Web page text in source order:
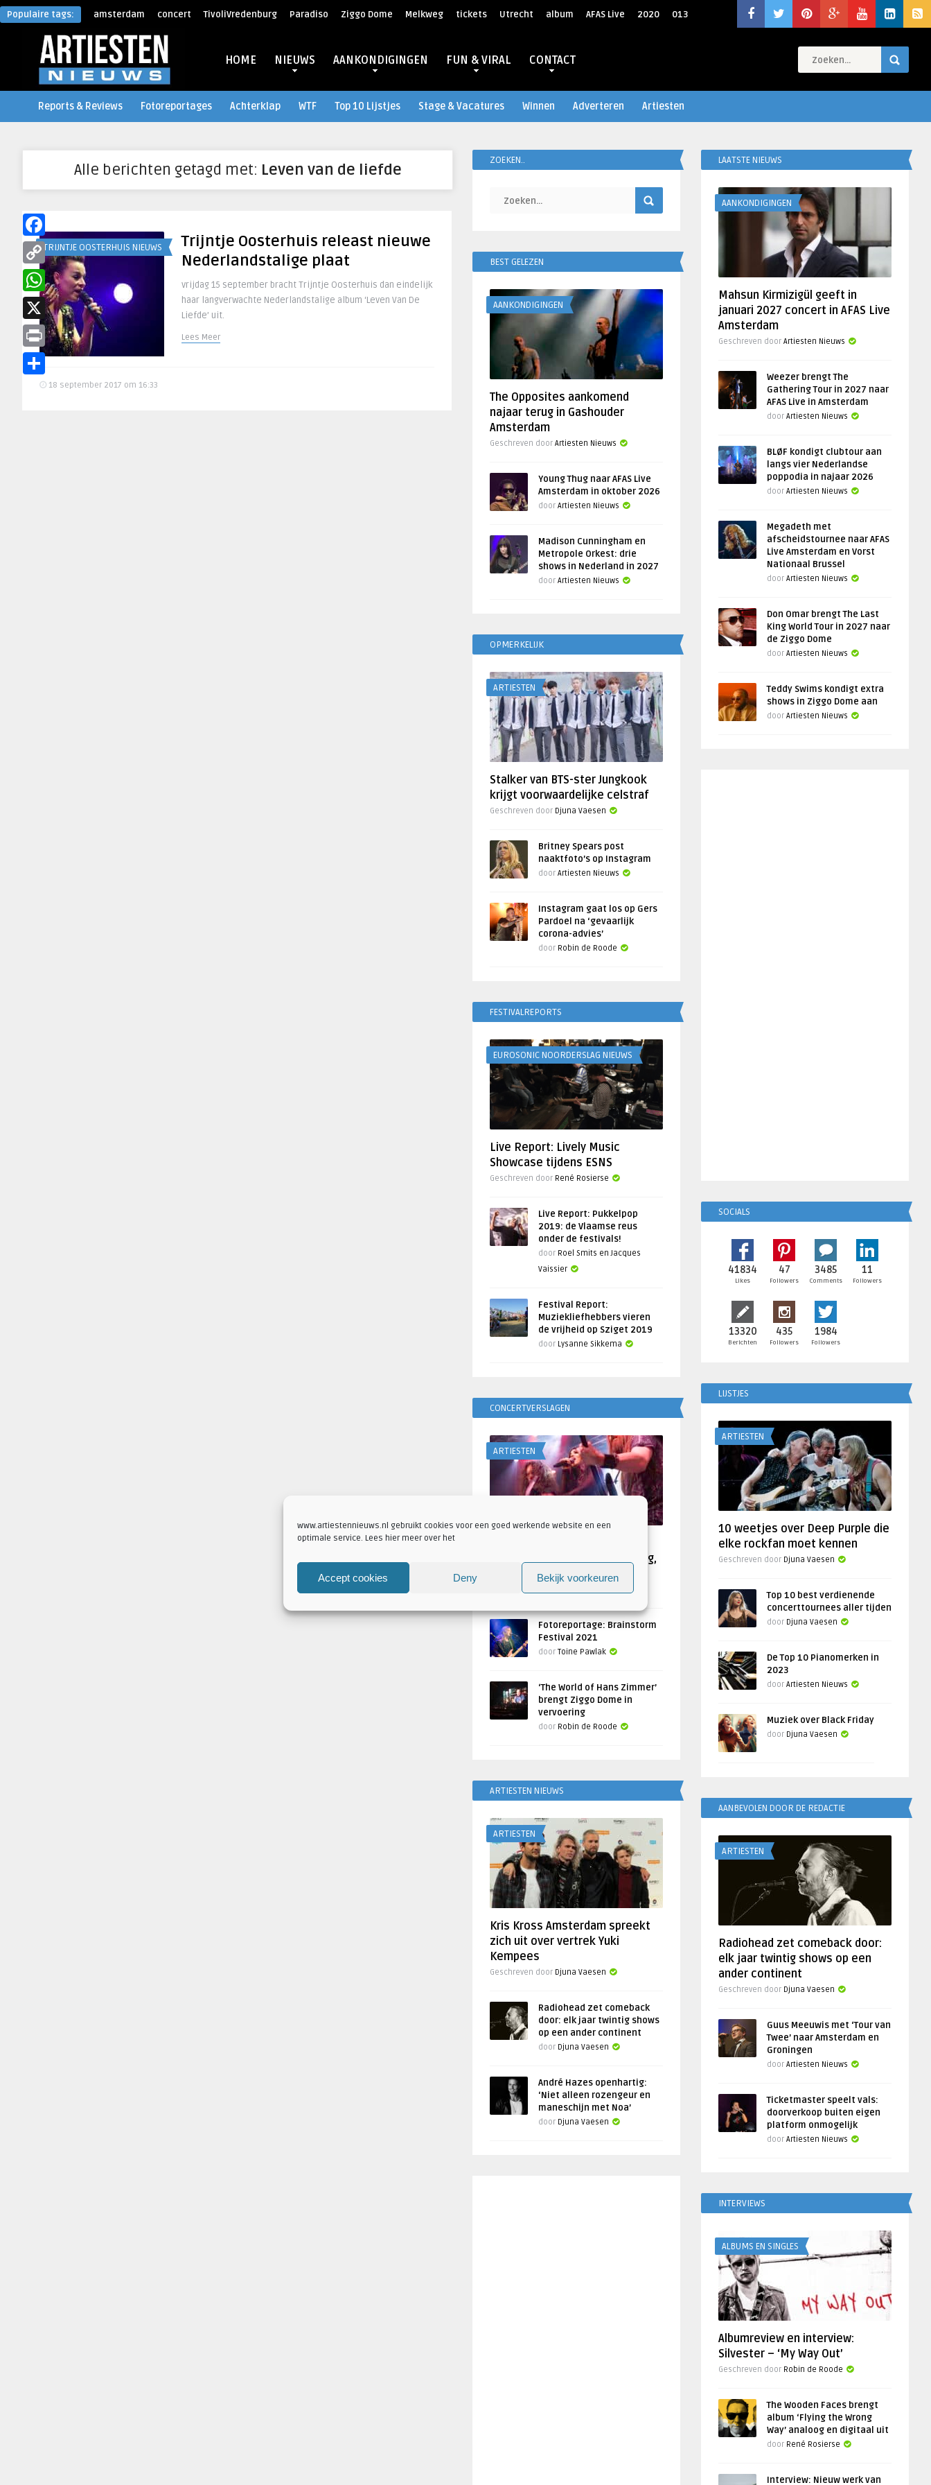
www.artiestennieuws.nl gebruikt cookies voor een goed werkende website en een
optimale service. Lees hier meer over het
Accept cookies Deny Bekijk voorkeuren
Populaire tags: amsterdam concert TivoliVredenburg Paradiso Ziggo Dome Melkweg tickets Utrecht album AFAS Live 2020 013
HOME NIEUWS AANKONDIGINGEN FUN & VIRAL CONTACT
Reports & Reviews Fotoreportages Achterklap WTF Top 10 Lijstjes Stage & Vacatures Winnen Adverteren Artiesten
Alle berichten getagd met: Leven van de liefde
TRIJNTJE OOSTERHUIS NIEUWS
Trijntje Oosterhuis releast nieuwe
Nederlandstalige plaat
vrijdag 15 september bracht Trijntje Oosterhuis dan eindelijk
haar langverwachte Nederlandstalige album ‘Leven Van De
Liefde’ uit.
Lees Meer
18 september 2017 om 16:33
ZOEKEN..
BEST GELEZEN
AANKONDIGINGEN
The Opposites aankomend
najaar terug in Gashouder
Amsterdam
Geschreven door Artiesten Nieuws
Young Thug naar AFAS Live
Amsterdam in oktober 2026
door Artiesten Nieuws
Madison Cunningham en
Metropole Orkest: drie
shows in Nederland in 2027
door Artiesten Nieuws
OPMERKELIJK
ARTIESTEN
Stalker van BTS-ster Jungkook
krijgt voorwaardelijke celstraf
Geschreven door Djuna Vaesen
Britney Spears post
naaktfoto’s op Instagram
door Artiesten Nieuws
Instagram gaat los op Gers
Pardoel na ‘gevaarlijk
corona-advies’
door Robin de Roode
FESTIVALREPORTS
EUROSONIC NOORDERSLAG NIEUWS
Live Report: Lively Music
Showcase tijdens ESNS
Geschreven door René Rosierse
Live Report: Pukkelpop
2019: de Vlaamse reus
onder de festivals!
door Roel Smits en Jacques
Vaissier
Festival Report:
Muziekliefhebbers vieren
de vrijheid op Sziget 2019
door Lysanne Sikkema
CONCERTVERSLAGEN
ARTIESTEN
Atlantis en Xandria in De Helling,
Geschreven door
Fotoreportage: Brainstorm
Festival 2021
door Toine Pawlak
‘The World of Hans Zimmer’
brengt Ziggo Dome in
vervoering
door Robin de Roode
ARTIESTEN NIEUWS
ARTIESTEN
Kris Kross Amsterdam spreekt
zich uit over vertrek Yuki
Kempees
Geschreven door Djuna Vaesen
Radiohead zet comeback
door: elk jaar twintig shows
op een ander continent
door Djuna Vaesen
André Hazes openhartig:
‘Niet alleen rozengeur en
maneschijn met Noa’
door Djuna Vaesen
LAATSTE NIEUWS
AANKONDIGINGEN
Mahsun Kirmizigül geeft in
januari 2027 concert in AFAS Live
Amsterdam
Geschreven door Artiesten Nieuws
Weezer brengt The
Gathering Tour in 2027 naar
AFAS Live in Amsterdam
door Artiesten Nieuws
BLØF kondigt clubtour aan
langs vier Nederlandse
poppodia in najaar 2026
door Artiesten Nieuws
Megadeth met
afscheidstournee naar AFAS
Live Amsterdam en Vorst
Nationaal Brussel
door Artiesten Nieuws
Don Omar brengt The Last
King World Tour in 2027 naar
de Ziggo Dome
door Artiesten Nieuws
Teddy Swims kondigt extra
shows in Ziggo Dome aan
door Artiesten Nieuws
SOCIALS
41834
Likes
47
Followers
3485
Comments
11
Followers
13320
Berichten
435
Followers
1984
Followers
LIJSTJES
ARTIESTEN
10 weetjes over Deep Purple die
elke rockfan moet kennen
Geschreven door Djuna Vaesen
Top 10 best verdienende
concerttournees aller tijden
door Djuna Vaesen
De Top 10 Pianomerken in
2023
door Artiesten Nieuws
Muziek over Black Friday
door Djuna Vaesen
AANBEVOLEN DOOR DE REDACTIE
ARTIESTEN
Radiohead zet comeback door:
elk jaar twintig shows op een
ander continent
Geschreven door Djuna Vaesen
Guus Meeuwis met ‘Tour van
Twee’ naar Amsterdam en
Groningen
door Artiesten Nieuws
Ticketmaster speelt vals:
doorverkoop buiten eigen
platform onmogelijk
door Artiesten Nieuws
INTERVIEWS
ALBUMS EN SINGLES
Albumreview en interview:
Silvester – ‘My Way Out’
Geschreven door Robin de Roode
The Wooden Faces brengt
album ‘Flying the Wrong
Way’ analoog en digitaal uit
door René Rosierse
Interview: Nieuw werk van
Facebook
Copy
Link
WhatsApp
X
Print
Delen